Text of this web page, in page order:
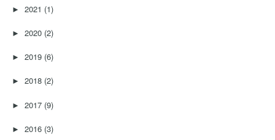
►2021 (1)
►2020 (2)
►2019 (6)
►2018 (2)
►2017 (9)
►2016 (3)